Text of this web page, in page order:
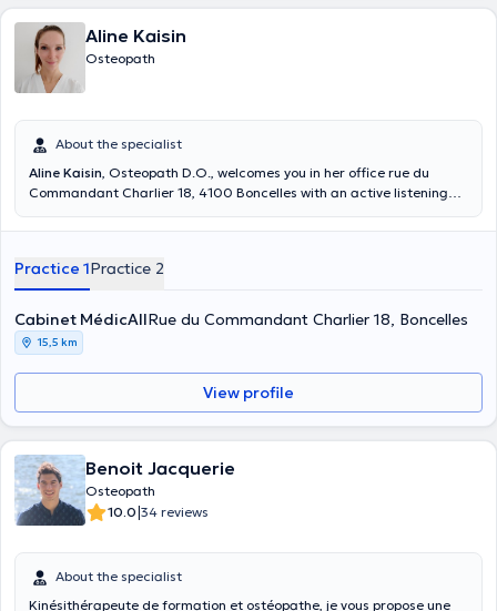
Aline Kaisin
Osteopath
About the specialist
Aline Kaisin, Osteopath D.O., welcomes you in her office rue du
Commandant Charlier 18, 4100 Boncelles with an active listening
all. Graduated from ULB in 2018, Mrs. Kaisin is specialized in
and pregnancy & post partum.
Practice 1Practice 2
Cabinet MédicAllRue du Commandant Charlier 18, Boncelles
15,5 km
View profile
Benoit Jacquerie
Osteopath
10.0|34 reviews
About the specialist
Kinésithérapeute de formation et ostéopathe, je vous propose une